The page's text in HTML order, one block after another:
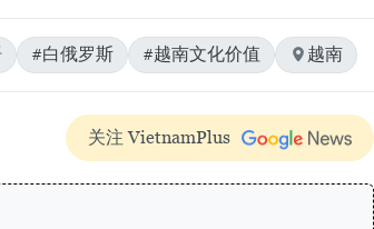
#白俄罗斯 #越南文化价值 越南
关注 VietnamPlus